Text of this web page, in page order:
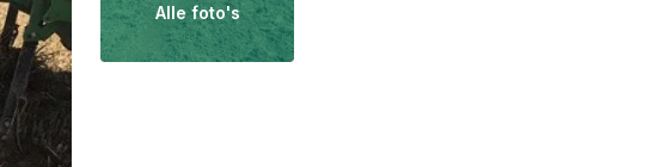
Alle foto's